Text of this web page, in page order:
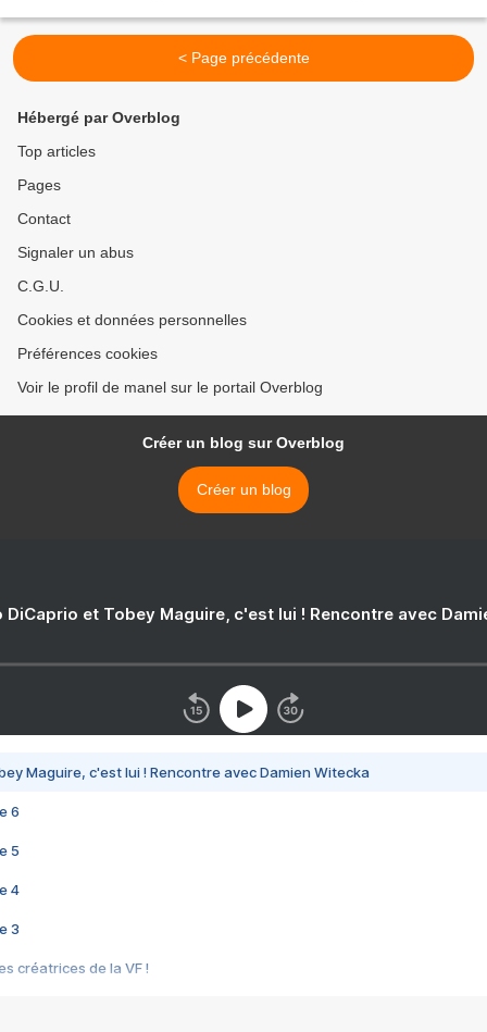
< Page précédente
Hébergé par Overblog
Top articles
Pages
Contact
Signaler un abus
C.G.U.
Cookies et données personnelles
Préférences cookies
Voir le profil de manel sur le portail Overblog
Créer un blog sur Overblog
Créer un blog
DiCaprio et Tobey Maguire, c'est lui ! Rencontre avec
Maguire, c'est lui ! Rencontre avec Damien Witecka
6
5
4
3
créatrices de la VF !